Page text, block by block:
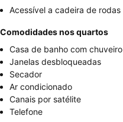
Acessível a cadeira de rodas
Comodidades nos quartos
Casa de banho com chuveiro
Janelas desbloqueadas
Secador
Ar condicionado
Canais por satélite
Telefone